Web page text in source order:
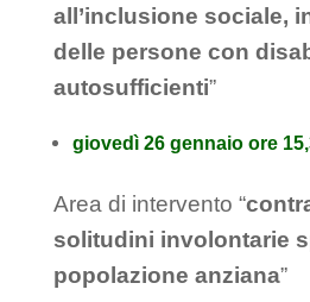
all’inclusione sociale,
delle persone con
autosufficienti”
giovedì 26 gennaio ore
Area di intervento “
solitudini involontarie
popolazione anziana”